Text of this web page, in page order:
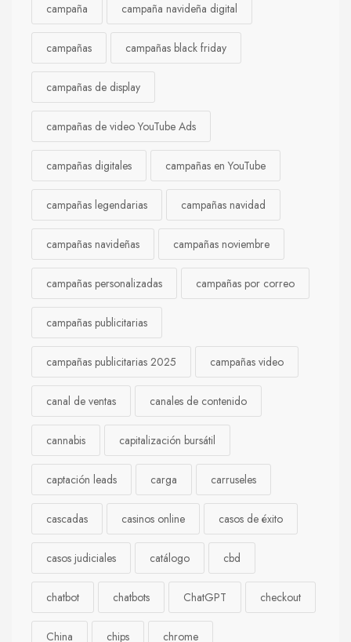
campaña campaña navideña digital
campañas campañas black friday
campañas de display
campañas de video YouTube Ads
campañas digitales campañas en YouTube
campañas legendarias campañas navidad
campañas navideñas campañas noviembre
campañas personalizadas campañas por correo
campañas publicitarias
campañas publicitarias 2025 campañas video
canal de ventas canales de contenido
cannabis capitalización bursátil
captación leads carga carruseles
cascadas casinos online casos de éxito
casos judiciales catálogo cbd
chatbot chatbots ChatGPT checkout
China chips chrome